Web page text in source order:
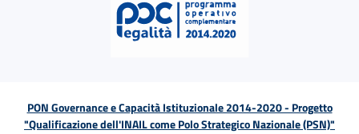
PON Governance e Capacità Istituzionale 2014-2020 - Progetto
"Qualificazione dell'INAIL come Polo Strategico Nazionale (PSN)"